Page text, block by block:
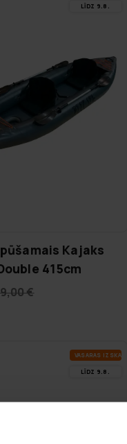
LĪDZ 9.8.
Kajaks
415cm
€
VA­SA­RAS IZ­SKA­ŅA
LĪDZ 9.8.